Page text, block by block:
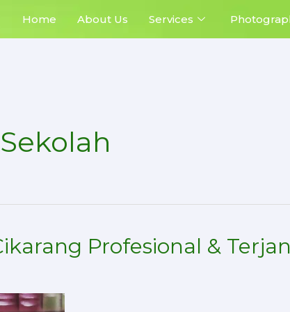
Home About Us Services
Profesional &